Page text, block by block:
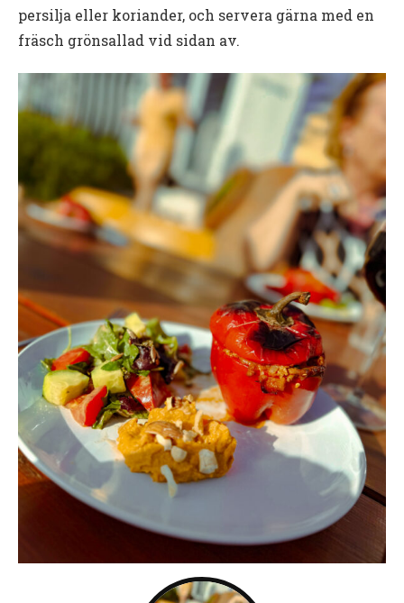
persilja eller koriander, och servera gärna med en
fräsch grönsallad vid sidan av.